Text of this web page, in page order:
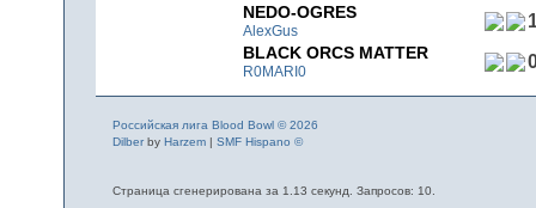
NEDO-OGRES
AlexGus
BLACK ORCS MATTER
R0MARI0
Российская лига Blood Bowl © 2026
Dilberby Harzem| SMF Hispano ©
Страница сгенерирована за 1.13 секунд. Запросов: 10.